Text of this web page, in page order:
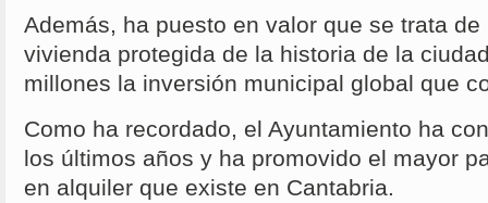
Además, ha puesto en valor que se trata
vivienda protegida de la historia de la
millones la inversión municipal global que
Como ha recordado, el Ayuntamiento ha
los últimos años y ha promovido el mayor
en alquiler que existe en Cantabria.